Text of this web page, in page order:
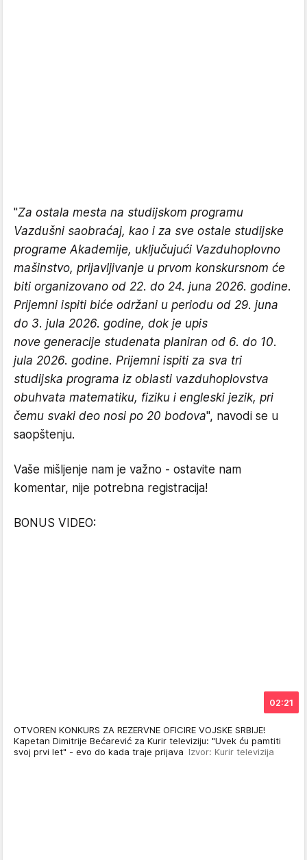
"Za ostala mesta na studijskom programu
Vazdušni saobraćaj, kao i za sve ostale studijske
programe Akademije, uključujući Vazduhoplovno
mašinstvo, prijavljivanje u prvom konskursnom će
biti organizovano od 22. do 24. juna 2026. godine.
Prijemni ispiti biće održani u periodu od 29. juna
do 3. jula 2026. godine, dok je upis
nove generacije studenata planiran od 6. do 10.
jula 2026. godine. Prijemni ispiti za sva tri
studijska programa iz oblasti vazduhoplovstva
obuhvata matematiku, fiziku i engleski jezik, pri
čemu svaki deo nosi po 20 bodova", navodi se u
saopštenju.
Vaše mišljenje nam je važno - ostavite nam
komentar, nije potrebna registracija!
BONUS VIDEO:
02:21
OTVOREN KONKURS ZA REZERVNE OFICIRE VOJSKE SRBIJE!
Kapetan Dimitrije Bećarević za Kurir televiziju: "Uvek ću pamtiti
svoj prvi let" - evo do kada traje prijava Izvor: Kurir televizija